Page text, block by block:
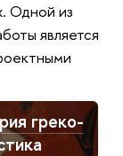
Одной из
является
греко-